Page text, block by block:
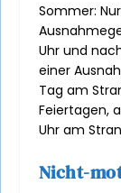
Sommer:
Uhr und
einer
Tag am
Feiertagen,
Uhr am
Nicht-